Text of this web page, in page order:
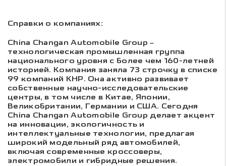
Справки о компаниях:
China Changan Automobile Group –
технологическая промышленная группа
национального уровня с более чем 160-летней
историей. Компания заняла 73 строчку в списке
99 компаний КНР. Она активно развивает
собственные научно-исследовательские
центры, в том числе в Китае, Японии,
Великобритании, Германии и США. Сегодня
China Changan Automobile Group делает акцент
на инновации, экологичность и
интеллектуальные технологии, предлагая
широкий модельный ряд автомобилей,
включая современные кроссоверы,
электромобили и гибридные решения.